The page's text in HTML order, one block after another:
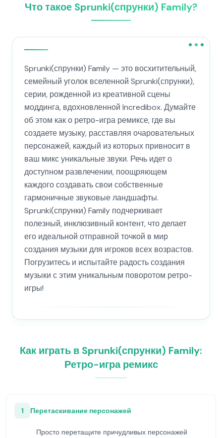
Что такое Sprunki(спрунки) Family?
Sprunki(спрунки) Family — это восхитительный,
семейный уголок вселенной Sprunki(спрунки),
серии, рожденной из креативной сцены
моддинга, вдохновленной Incredibox. Думайте
об этом как о ретро-игра ремиксе, где вы
создаете музыку, расставляя очаровательных
персонажей, каждый из которых привносит в
ваш микс уникальные звуки. Речь идет о
доступном развлечении, поощряющем
каждого создавать свои собственные
гармоничные звуковые ландшафты.
Sprunki(спрунки) Family подчеркивает
полезный, инклюзивный контент, что делает
его идеальной отправной точкой в мир
создания музыки для игроков всех возрастов.
Погрузитесь и испытайте радость создания
музыки с этим уникальным поворотом ретро-
игры!
Как играть в Sprunki(спрунки) Family:
Ретро-игра ремикс
1 Перетаскивание персонажей
Просто перетащите причудливых персонажей